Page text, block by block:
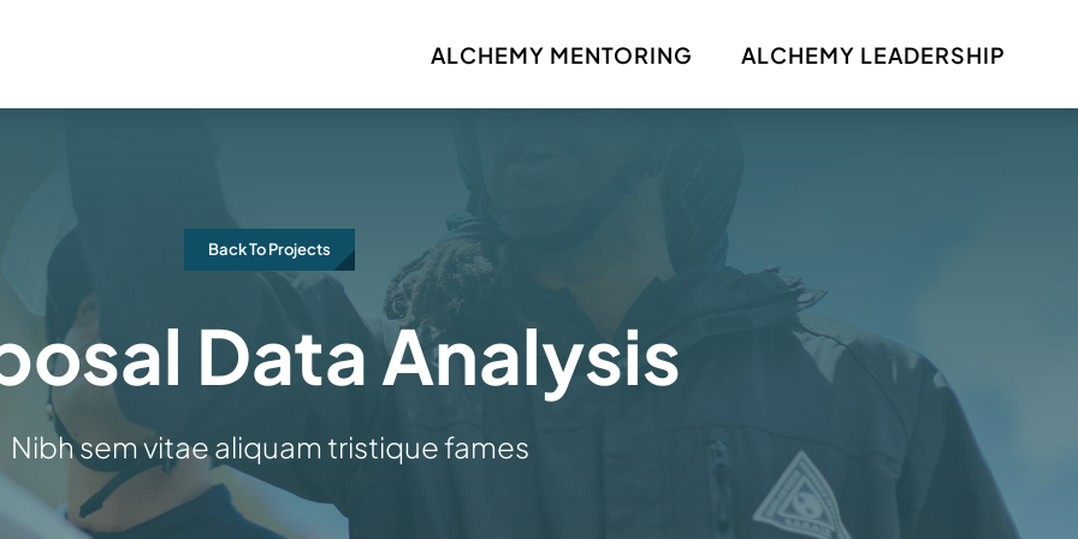
ALCHEMY MENTORING ALCHEMY LEADERSHIP
Back To Projects
Data Analysis
Nibh sem vitae aliquam tristique fames